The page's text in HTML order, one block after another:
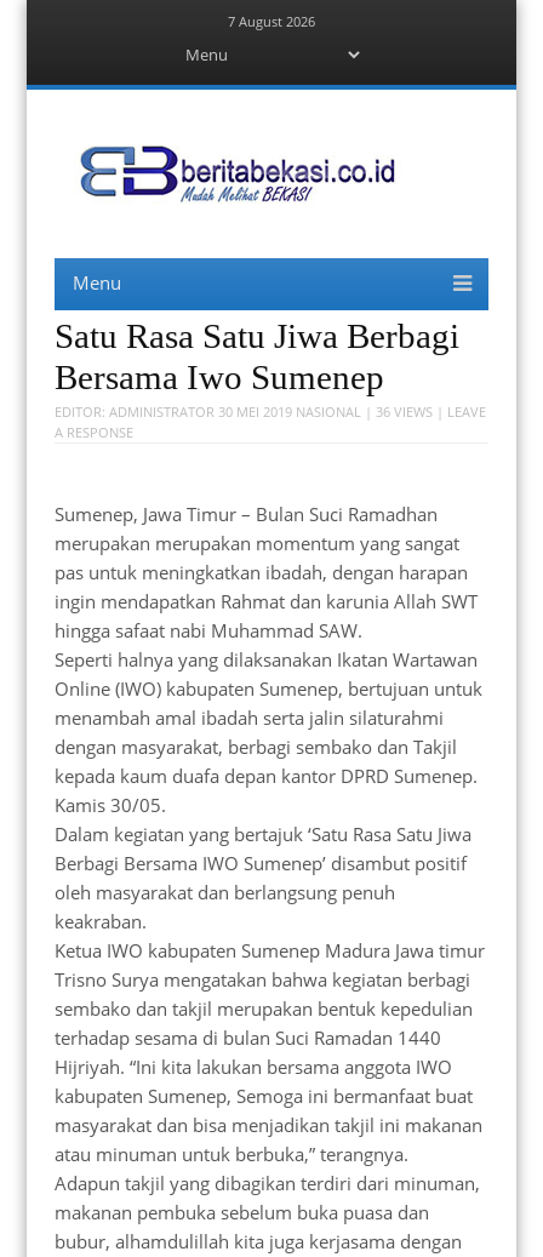
7 August 2026
content
Berita Bekasi
Menu
content
Satu Rasa Satu Jiwa Berbagi
Bersama Iwo Sumenep
EDITOR: ADMINISTRATOR 30 MEI 2019 NASIONAL | 36 VIEWS | LEAVE
A RESPONSE
Sumenep, Jawa Timur – Bulan Suci Ramadhan
merupakan merupakan momentum yang sangat
pas untuk meningkatkan ibadah, dengan harapan
ingin mendapatkan Rahmat dan karunia Allah SWT
hingga safaat nabi Muhammad SAW.
Seperti halnya yang dilaksanakan Ikatan Wartawan
Online (IWO) kabupaten Sumenep, bertujuan untuk
menambah amal ibadah serta jalin silaturahmi
dengan masyarakat, berbagi sembako dan Takjil
kepada kaum duafa depan kantor DPRD Sumenep.
Kamis 30/05.
Dalam kegiatan yang bertajuk ‘Satu Rasa Satu Jiwa
Berbagi Bersama IWO Sumenep’ disambut positif
oleh masyarakat dan berlangsung penuh
keakraban.
Ketua IWO kabupaten Sumenep Madura Jawa timur
Trisno Surya mengatakan bahwa kegiatan berbagi
sembako dan takjil merupakan bentuk kepedulian
terhadap sesama di bulan Suci Ramadan 1440
Hijriyah. “Ini kita lakukan bersama anggota IWO
kabupaten Sumenep, Semoga ini bermanfaat buat
masyarakat dan bisa menjadikan takjil ini makanan
atau minuman untuk berbuka,” terangnya.
Adapun takjil yang dibagikan terdiri dari minuman,
makanan pembuka sebelum buka puasa dan
bubur, alhamdulillah kita juga kerjasama dengan